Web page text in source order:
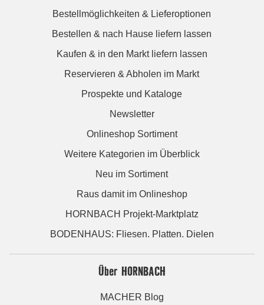
Bestellmöglichkeiten & Lieferoptionen
Bestellen & nach Hause liefern lassen
Kaufen & in den Markt liefern lassen
Reservieren & Abholen im Markt
Prospekte und Kataloge
Newsletter
Onlineshop Sortiment
Weitere Kategorien im Überblick
Neu im Sortiment
Raus damit im Onlineshop
HORNBACH Projekt-Marktplatz
BODENHAUS: Fliesen. Platten. Dielen
Über HORNBACH
MACHER Blog